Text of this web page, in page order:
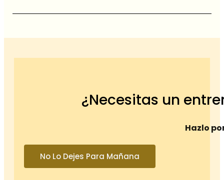
¿Necesitas un
Hazlo
No Lo Dejes Para Mañana